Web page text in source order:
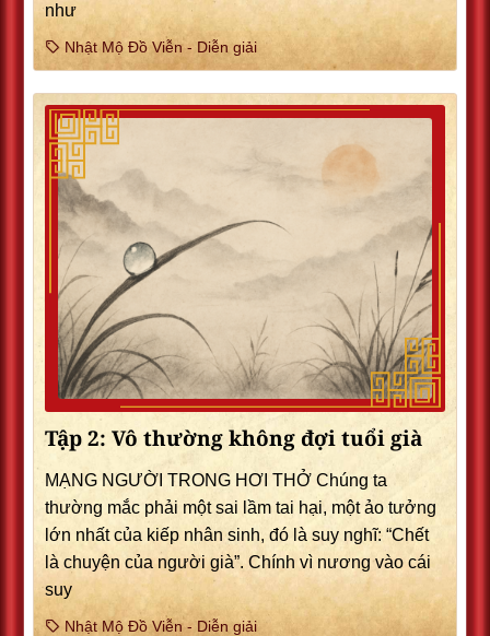
như
Nhật Mộ Đồ Viễn - Diễn giải
Tập 2: Vô thường không đợi tuổi già
MẠNG NGƯỜI TRONG HƠI THỞ Chúng ta
thường mắc phải một sai lầm tai hại, một ảo tưởng
lớn nhất của kiếp nhân sinh, đó là suy nghĩ: “Chết
là chuyện của người già”. Chính vì nương vào cái
suy
Nhật Mộ Đồ Viễn - Diễn giải